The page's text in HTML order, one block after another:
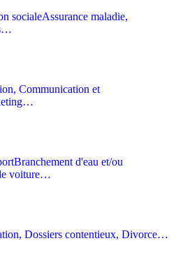
socialeAssurance maladie,
Communication et
Branchement d'eau et/ou
voiture…
Dossiers contentieux, Divorce…